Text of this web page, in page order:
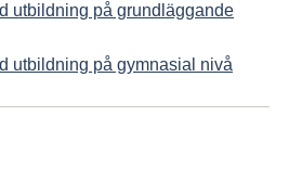
utbildning på grundläggande
utbildning på gymnasial nivå